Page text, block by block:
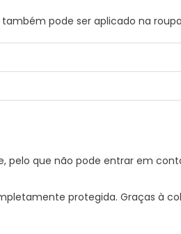
pode ser aplicado na
1,2-HEXANODIOL,
DE MEL/EXTRACTO DE MIEL.
pelo que não pode entrar em
protegida. Graças à